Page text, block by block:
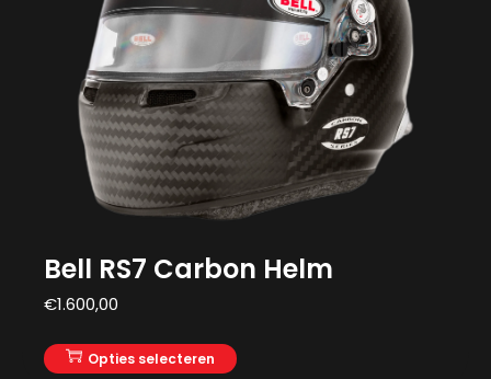
Bell RS7 Carbon Helm
€1.600,00
Opties selecteren